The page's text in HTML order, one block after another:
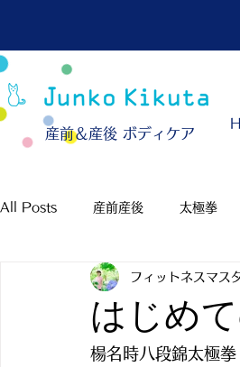
​産前＆産後 ボディケア
All Posts 産前産後 太極拳
はじめ
フィットネスマス
楊名時八段錦太極拳